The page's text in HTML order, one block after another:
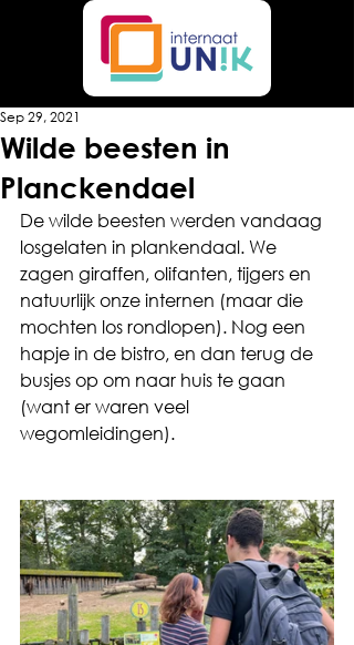
Wilde beesten in
Planckendael
Sep 29, 2021
De wilde beesten werden vandaag
losgelaten in plankendaal. We
zagen giraffen, olifanten, tijgers en
natuurlijk onze internen (maar die
mochten los rondlopen). Nog een
hapje in de bistro, en dan terug de
busjes op om naar huis te gaan
(want er waren veel
wegomleidingen).